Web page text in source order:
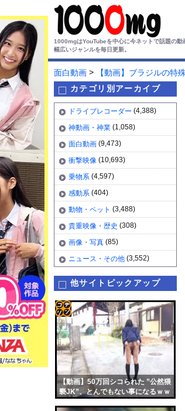
1000mgはYouTubeを中心に今ネットで話題の動
幅広いジャンルを毎日更新。
面白動画 >
【動画】ブラジルの特
カテゴリ別アーカイブ
ドライブレコーダー (4,388)
神動画・神業 (1,058)
面白動画 (9,473)
衝撃映像 (10,693)
乗物系 (4,597)
感動系 (404)
動物・ペット (3,488)
貴重映像・歴史 (308)
画像・写真 (85)
ニュース・その他 (3,552)
他サイトピックアップ
【動画】50万回シコられた ”公然猥
褻JK”、とんでもない事になるｗｗ
コテ
リン
- 固
定リ
ンク
自動